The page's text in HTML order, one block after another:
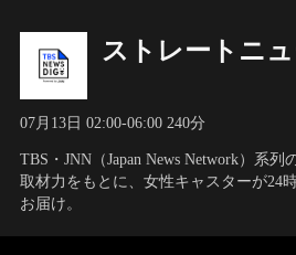
ストレートニ
07月13日 02:00-06:00 240分
TBS・JNN（Japan News Network）系
取材力をもとに、女性キャスターが24
お届け。